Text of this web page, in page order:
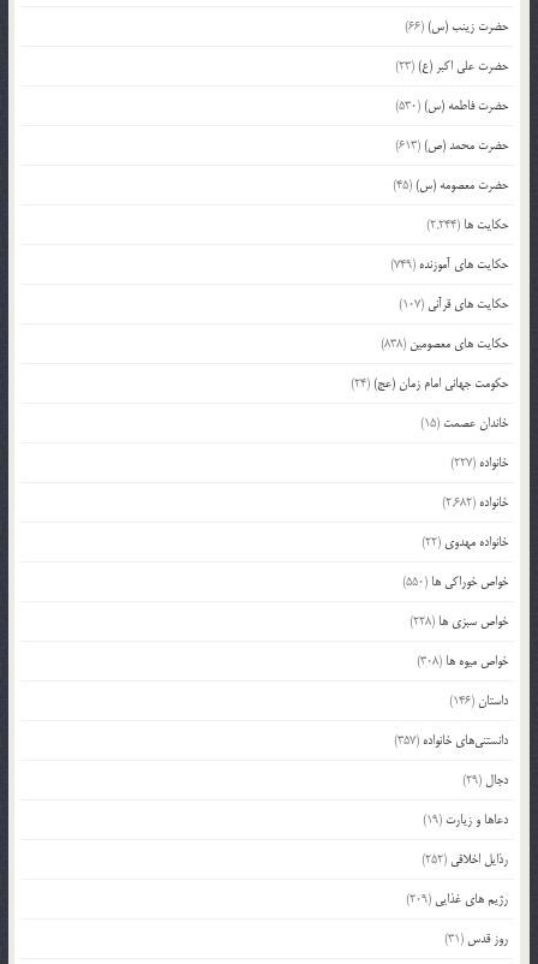
حضرت زینب (س)(66)
حضرت علی اکبر (ع)(23)
حضرت فاطمه (س)(530)
حضرت محمد (ص)(613)
حضرت معصومه (س)(45)
حکایت ها (2,244)
حکایت های آموزنده (749)
حکایت های قرآنی (107)
حکایت های معصومین (838)
حکومت جهانی امام زمان (عج)(24)
خاندان عصمت (15)
خانواده (227)
خانواده (2,682)
خانواده مهدوی (22)
خواص خوراکی ها (550)
خواص سبزی ها (228)
خواص میوه ها (308)
داستان(146)
دانستنی‌های خانواده (357)
دجال (29)
دعاها و زیارت (19)
رذایل اخلاقی (252)
رژیم های غذایی (209)
روز قدس (31)